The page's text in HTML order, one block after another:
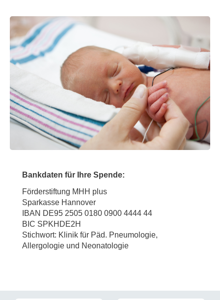
Bankdaten für Ihre Spende:
Förderstiftung MHH plus
Sparkasse Hannover
IBAN DE95 2505 0180 0900 4444 44
BIC SPKHDE2H
Stichwort: Klinik für Päd. Pneumologie,
Allergologie und Neonatologie